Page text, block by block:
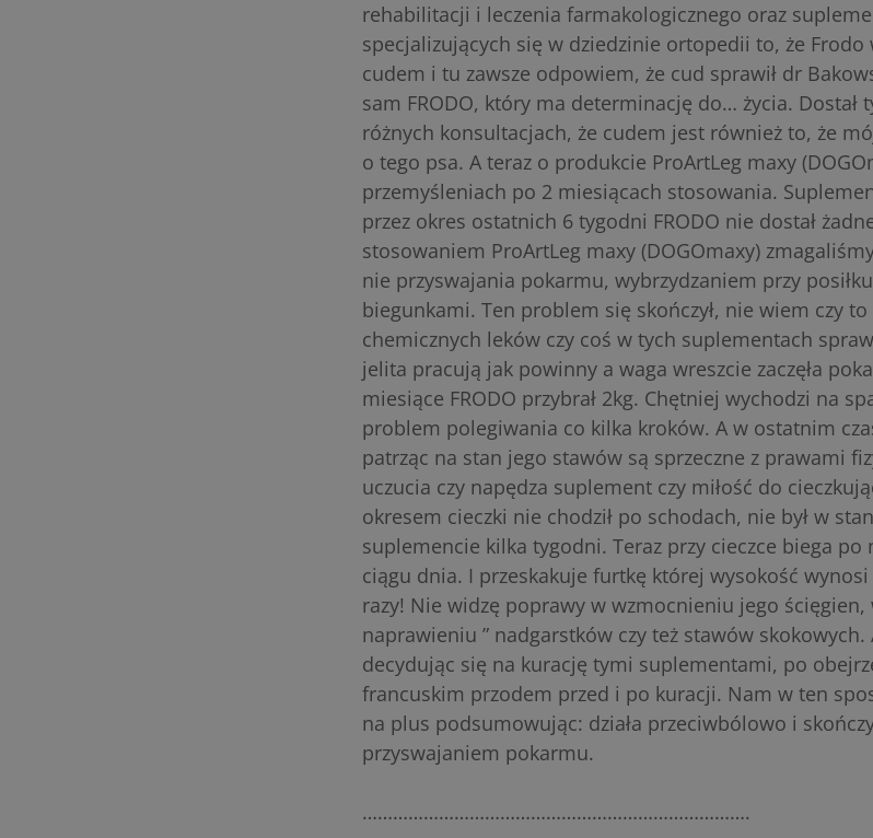
rehabilitacji i leczenia farmakologicznego oraz
specjalizujących się w dziedzinie ortopedii to, że
cudem i tu zawsze odpowiem, że cud sprawił dr
sam FRODO, który ma determinację do… życia. Dostał
różnych konsultacjach, że cudem jest również to, że
o tego psa. A teraz o produkcie ProArtLeg maxy
przemyśleniach po 2 miesiącach stosowania.
przez okres ostatnich 6 tygodni FRODO nie dostał
stosowaniem ProArtLeg maxy (DOGOmaxy)
nie przyswajania pokarmu, wybrzydzaniem przy
biegunkami. Ten problem się skończył, nie wiem czy
chemicznych leków czy coś w tych suplementach
jelita pracują jak powinny a waga wreszcie zaczęła
miesiące FRODO przybrał 2kg. Chętniej wychodzi na
problem polegiwania co kilka kroków. A w ostatnim
patrząc na stan jego stawów są sprzeczne z prawami
uczucia czy napędza suplement czy miłość do
okresem cieczki nie chodził po schodach, nie był w
suplemencie kilka tygodni. Teraz przy cieczce biega po
ciągu dnia. I przeskakuje furtkę której wysokość
razy! Nie widzę poprawy w wzmocnieniu jego ścięgien,
naprawieniu ” nadgarstków czy też stawów skokowych.
decydując się na kurację tymi suplementami, po
francuskim przodem przed i po kuracji. Nam w ten
na plus podsumowując: działa przeciwbólowo i
przyswajaniem pokarmu.
………………………………………………………………….